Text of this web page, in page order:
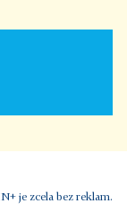
je zcela bez reklam.